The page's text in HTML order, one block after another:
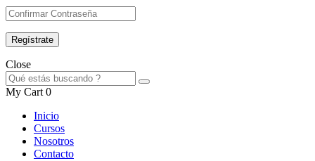
Close
My Cart 0
Inicio
Cursos
Nosotros
Contacto